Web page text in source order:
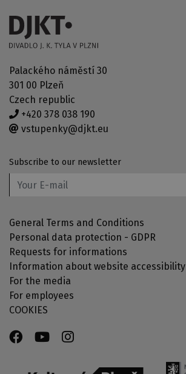
Palackého náměstí 30
301 00 Plzeň
Czech republic
+420 378 038 190
vstupenky@djkt.eu
Subscribe to our newsletter
General Terms and Conditions
Personal data protection - GDPR
Requests for informations
Information about website accessibility
For the media
For employees
COOKIES